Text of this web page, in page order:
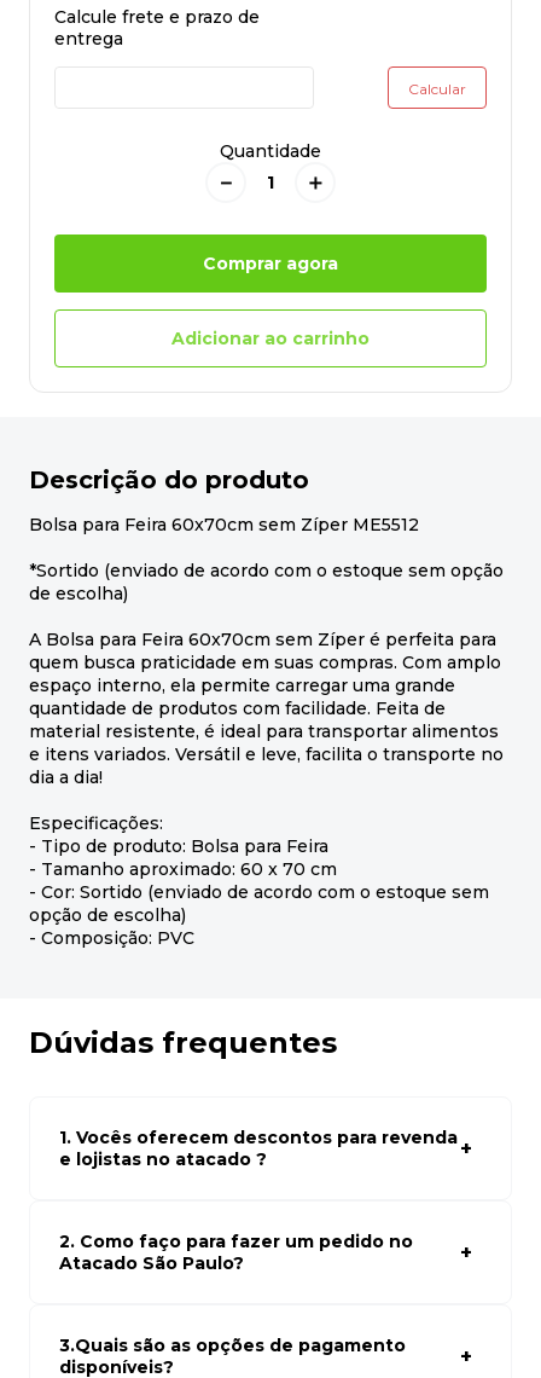
Quantidade
＋
－
Comprar agora
Adicionar ao carrinho
Descrição do produto
Bolsa para Feira 60x70cm sem Zíper ME5512
*Sortido (enviado de acordo com o estoque sem opção
de escolha)
A Bolsa para Feira 60x70cm sem Zíper é perfeita para
quem busca praticidade em suas compras. Com amplo
espaço interno, ela permite carregar uma grande
quantidade de produtos com facilidade. Feita de
material resistente, é ideal para transportar alimentos
e itens variados. Versátil e leve, facilita o transporte no
dia a dia!
Especificações:
- Tipo de produto: Bolsa para Feira
- Tamanho aproximado: 60 x 70 cm
- Cor: Sortido (enviado de acordo com o estoque sem
opção de escolha)
- Composição: PVC
Dúvidas frequentes
1. Vocês oferecem descontos para revenda
e lojistas no atacado ?
atacado empresas e compre com os melhores preços
para seu modelo de negócio
2. Como faço para fazer um pedido no
Atacado São Paulo?
carrinho. Em seguida, siga as instruções para finalizar a
compra. Se precisar de ajuda, nossa equipe de suporte
3.Quais são as opções de pagamento
disponíveis?